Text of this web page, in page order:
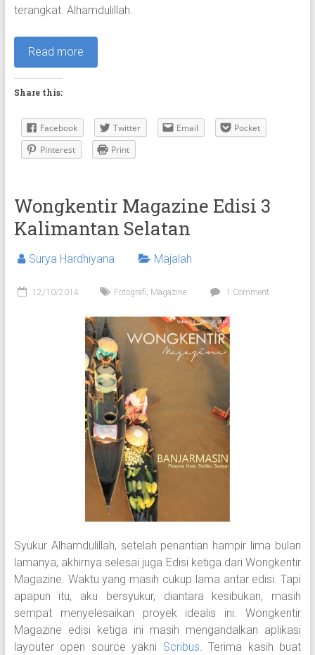
terangkat. Alhamdulillah.
Read more
Share this:
Facebook Twitter Email
Pocket
Pinterest
Print
Wongkentir Magazine Edisi 3
Kalimantan Selatan
Surya Hardhiyana Majalah
12/10/2014 Fotografi, Magazine 1 Comment
Syukur Alhamdulillah, setelah penantian hampir lima bulan
lamanya, akhirnya selesai juga Edisi ketiga dari Wongkentir
Magazine. Waktu yang masih cukup lama antar edisi. Tapi
apapun itu, aku bersyukur, diantara kesibukan, masih
sempat menyelesaikan proyek idealis ini. Wongkentir
Magazine edisi ketiga ini masih mengandalkan aplikasi
layouter open source yakni Scribus. Terima kasih buat